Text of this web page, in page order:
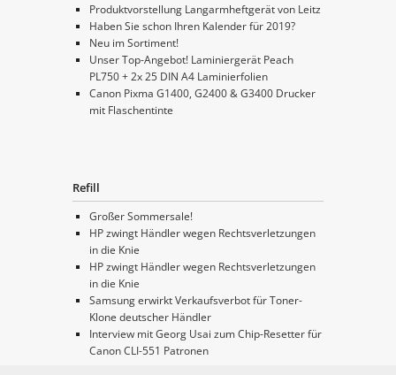
Produktvorstellung Langarmheftgerät von Leitz
Haben Sie schon Ihren Kalender für 2019?
Neu im Sortiment!
Unser Top-Angebot! Laminiergerät Peach
PL750 + 2x 25 DIN A4 Laminierfolien
Canon Pixma G1400, G2400 & G3400 Drucker
mit Flaschentinte
Refill
Großer Sommersale!
HP zwingt Händler wegen Rechtsverletzungen
in die Knie
HP zwingt Händler wegen Rechtsverletzungen
in die Knie
Samsung erwirkt Verkaufsverbot für Toner-
Klone deutscher Händler
Interview mit Georg Usai zum Chip-Resetter für
Canon CLI-551 Patronen